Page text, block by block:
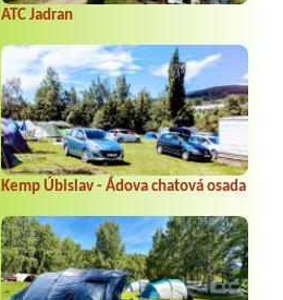
ATC Jadran
Kemp Úbislav - Ádova chatová osada